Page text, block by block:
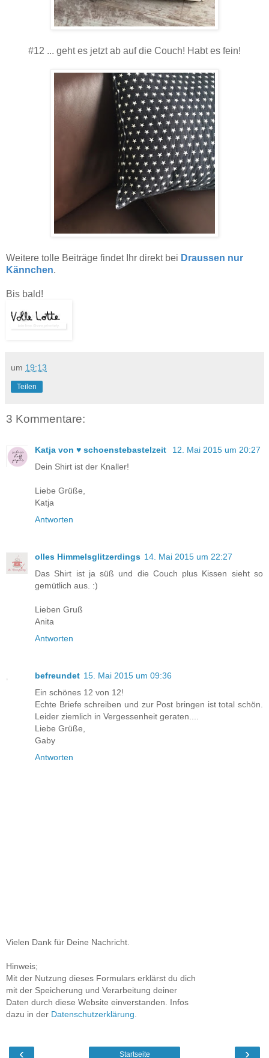
#12 ... geht es jetzt ab auf die Couch! Habt es fein!
Weitere tolle Beiträge findet Ihr direkt bei Draussen nur
Kännchen.
Bis bald!
um 19:13
Teilen
3 Kommentare:
Katja von ♥ schoenstebastelzeit
12. Mai 2015 um 20:27
Dein Shirt ist der Knaller!
Liebe Grüße,
Katja
Antworten
olles Himmelsglitzerdings 14. Mai 2015 um 22:27
Das Shirt ist ja süß und die Couch plus Kissen sieht so
gemütlich aus. :)
Lieben Gruß
Anita
Antworten
befreundet 15. Mai 2015 um 09:36
Ein schönes 12 von 12!
Echte Briefe schreiben und zur Post bringen ist total schön.
Leider ziemlich in Vergessenheit geraten....
Liebe Grüße,
Gaby
Antworten
Vielen Dank für Deine Nachricht.
Hinweis;
Mit der Nutzung dieses Formulars erklärst du dich
mit der Speicherung und Verarbeitung deiner
Daten durch diese Website einverstanden. Infos
dazu in der Datenschutzerklärung
‹ ›
Startseite